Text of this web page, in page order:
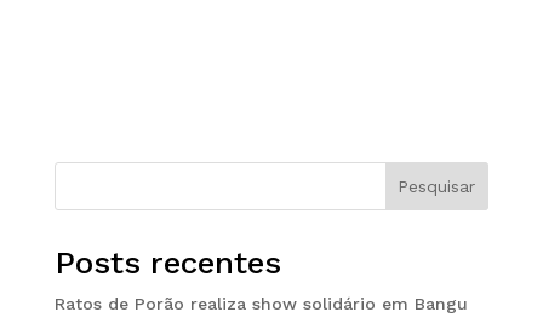
Pesquisar
Posts recentes
Ratos de Porão realiza show solidário em Bangu